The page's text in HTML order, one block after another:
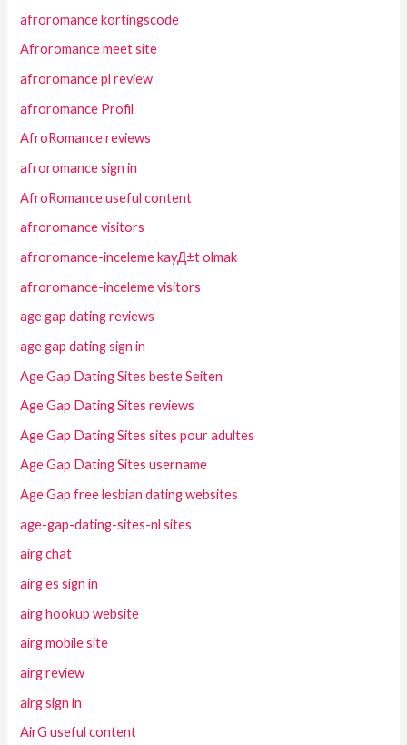
afroromance kortingscode
Afroromance meet site
afroromance pl review
afroromance Profil
AfroRomance reviews
afroromance sign in
AfroRomance useful content
afroromance visitors
afroromance-inceleme kayД±t olmak
afroromance-inceleme visitors
age gap dating reviews
age gap dating sign in
Age Gap Dating Sites beste Seiten
Age Gap Dating Sites reviews
Age Gap Dating Sites sites pour adultes
Age Gap Dating Sites username
Age Gap free lesbian dating websites
age-gap-dating-sites-nl sites
airg chat
airg es sign in
airg hookup website
airg mobile site
airg review
airg sign in
AirG useful content